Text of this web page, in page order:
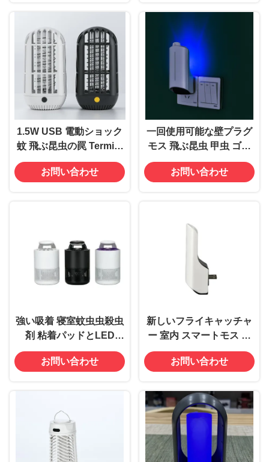
1.5W USB 電動ショック
蚊 飛ぶ昆虫の罠 Termite
と Mosquito 制御
お問い合わせ
一回使用可能な壁プラグ
モス 飛ぶ昆虫 甲虫 ゴム
罠 虫害のない 粘着パッド
8.5*6*14.5CM 79.8g
お問い合わせ
強い吸着 寝室蚊虫虫殺虫
剤 粘着パッドとLED
SMD2835*8pcs UV 395
NMランプ DC 5V
お問い合わせ
新しいフライキャッチャ
ー 室内 スマートモス フ
ルーツフライトラップ 電
気家 蚊罠 モスキラー プ
強いトラップ
お問い合わせ